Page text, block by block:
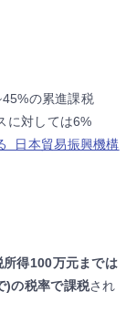
の累進課税
に対しては6%
日本貿易振興機構
所得100万元までは
)の税率で課税され